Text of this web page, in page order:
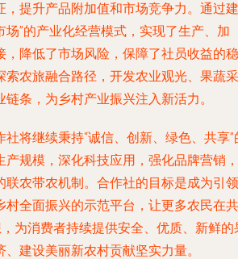
，提升产品附加值和市场竞争力。通过建
场”的产业化经营模式，实现了生产、加
，降低了市场风险，保障了社员收益的稳
索农旅融合路径，开发农业观光、果蔬采
条，为乡村产业振兴注入新活力。
将继续秉持“诚信、创新、绿色、共享”
产规模，深化科技应用，强化品牌营销，
联农带农机制。合作社的目标是成为引领
村全面振兴的示范平台，让更多农民在共
为消费者持续提供安全、优质、新鲜的
建设美丽新农村贡献坚实力量。